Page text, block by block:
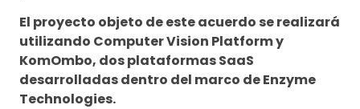
El proyecto objeto de este acuerdo se realizará
utilizando Computer Vision Platform y
KomOmbo, dos plataformas SaaS
desarrolladas dentro del marco de Enzyme
Technologies.